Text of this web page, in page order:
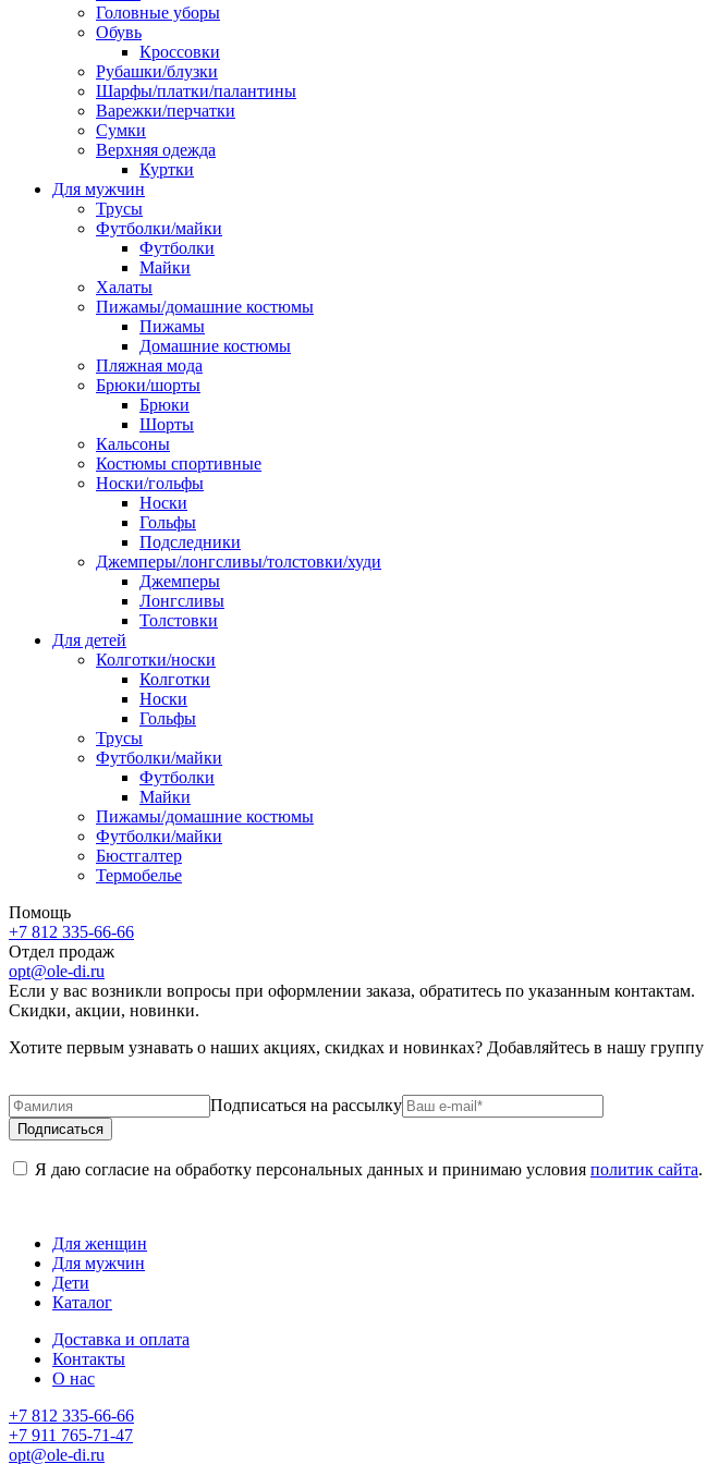
Головные уборы
Обувь
Кроссовки
Рубашки/блузки
Шарфы/платки/палантины
Варежки/перчатки
Сумки
Верхняя одежда
Куртки
Для мужчин
Трусы
Футболки/майки
Футболки
Майки
Халаты
Пижамы/домашние костюмы
Пижамы
Домашние костюмы
Пляжная мода
Брюки/шорты
Брюки
Шорты
Кальсоны
Костюмы спортивные
Носки/гольфы
Носки
Гольфы
Подследники
Джемперы/лонгсливы/толстовки/худи
Джемперы
Лонгсливы
Толстовки
Для детей
Колготки/носки
Колготки
Носки
Гольфы
Трусы
Футболки/майки
Футболки
Майки
Пижамы/домашние костюмы
Футболки/майки
Бюстгалтер
Термобелье
Помощь
+7 812 335-66-66
Отдел продаж
opt@ole-di.ru
Если у вас возникли вопросы при оформлении заказа, обратитесь по указанным контактам.
Скидки, акции, новинки.
Хотите первым узнавать о наших акциях, скидках и новинках? Добавляйтесь в нашу группу
Подписаться на рассылку
Я даю согласие на обработку персональных данных и принимаю условия политик сайта.
Для женщин
Для мужчин
Дети
Каталог
Доставка и оплата
Контакты
О нас
+7 812 335-66-66
+7 911 765-71-47
opt@ole-di.ru